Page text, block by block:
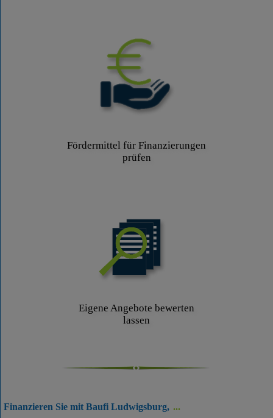
Fördermittel für Finanzierungen
prüfen
Eigene Angebote bewerten
lassen
Finanzieren Sie mit Baufi Ludwigsburg,